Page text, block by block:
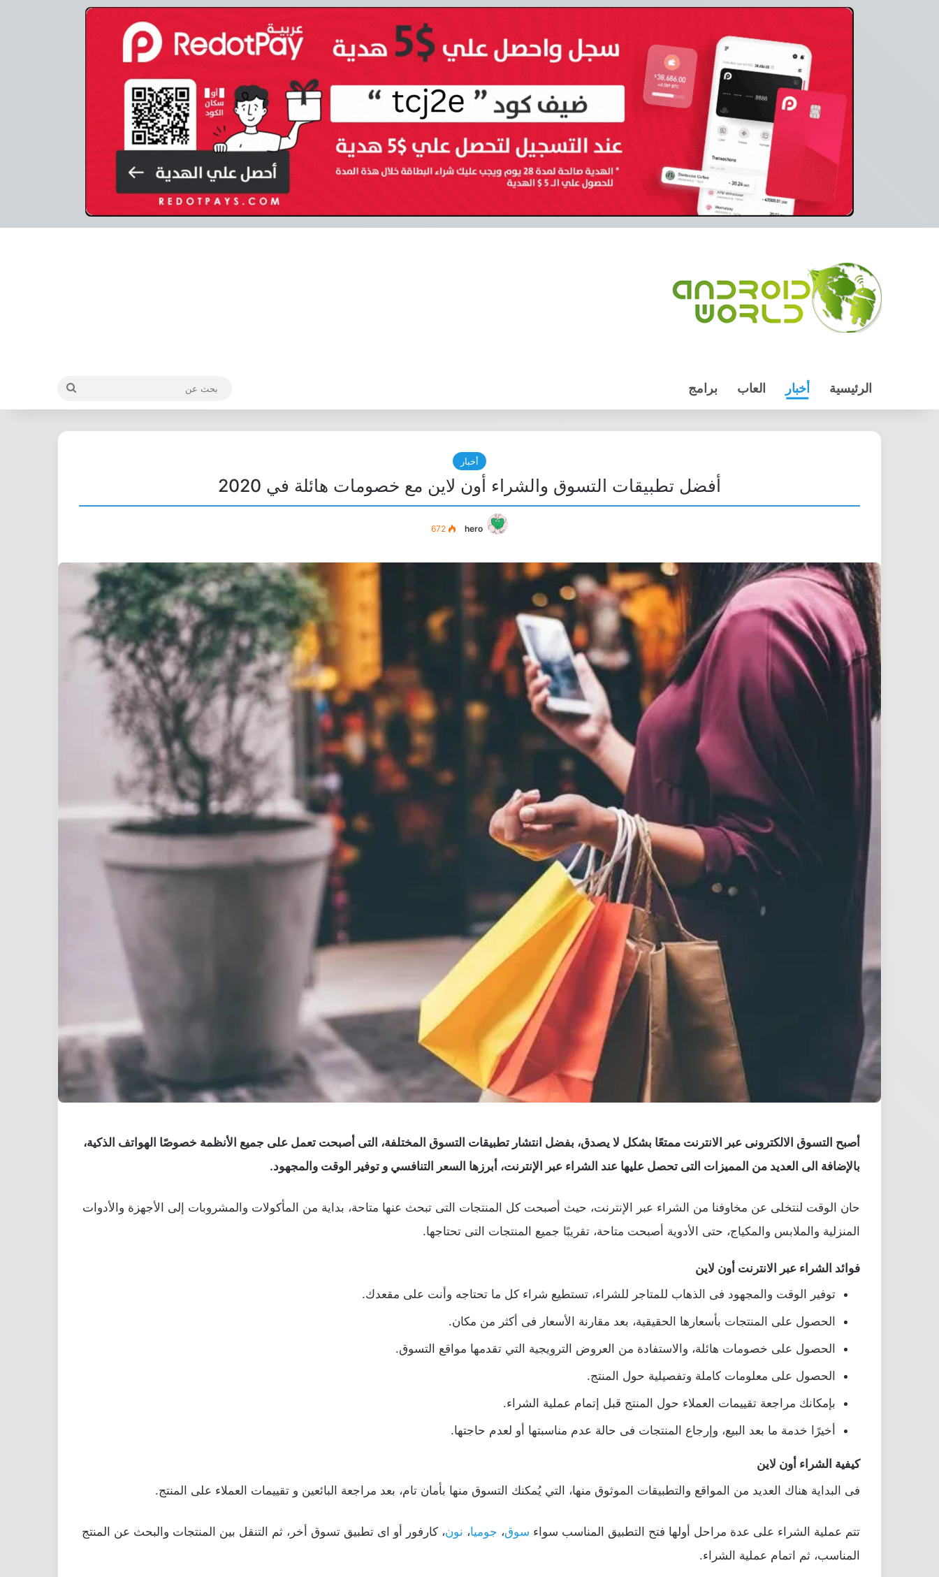
الرئيسية أخبار العاب برامج
بحث
عن
أخبار
أفضل تطبيقات التسوق والشراء أون لاين مع خصومات هائلة في 2020
hero
672
أصبح التسوق الالكترونى عبر الانترنت ممتعًا بشكل لا يصدق، بفضل انتشار تطبيقات التسوق المختلفة، التى أصبحت تعمل على جميع الأنظمة خصوصًا الهواتف الذكية،
بالإضافة الى العديد من المميزات التى تحصل عليها عند الشراء عبر الإنترنت، أبرزها السعر التنافسي و توفير الوقت والمجهود.
حان الوقت لنتخلى عن مخاوفنا من الشراء عبر الإنترنت، حيث أصبحت كل المنتجات التى تبحث عنها متاحة، بداية من المأكولات والمشروبات إلى الأجهزة والأدوات
المنزلية والملابس والمكياج، حتى الأدوية أصبحت متاحة، تقريبًا جميع المنتجات التى تحتاجها.
فوائد الشراء عبر الانترنت أون لاين
توفير الوقت والمجهود فى الذهاب للمتاجر للشراء، تستطيع شراء كل ما تحتاجه وأنت على مقعدك.
الحصول على المنتجات بأسعارها الحقيقية، بعد مقارنة الأسعار فى أكثر من مكان.
الحصول على خصومات هائلة، والاستفادة من العروض الترويجية التي تقدمها مواقع التسوق.
الحصول على معلومات كاملة وتفصيلية حول المنتج.
بإمكانك مراجعة تقييمات العملاء حول المنتج قبل إتمام عملية الشراء.
أخيرًا خدمة ما بعد البيع، وإرجاع المنتجات فى حالة عدم مناسبتها أو لعدم حاجتها.
كيفية الشراء أون لاين
فى البداية هناك العديد من المواقع والتطبيقات الموثوق منها، التي يُمكنك التسوق منها بأمان تام، بعد مراجعة البائعين و تقييمات العملاء على المنتج.
تتم عملية الشراء على عدة مراحل أولها فتح التطبيق المناسب سواء سوق، جوميا، نون، كارفور أو اى تطبيق تسوق أخر، ثم التنقل بين المنتجات والبحث عن المنتج
المناسب، ثم اتمام عملية الشراء.